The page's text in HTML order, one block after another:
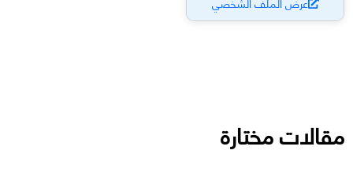
مقالات مختارة